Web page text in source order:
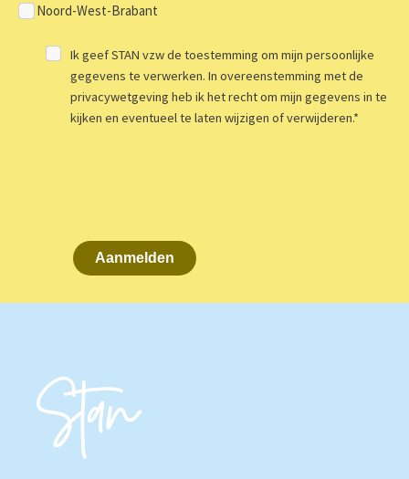
Noord-West-Brabant
Ik geef STAN vzw de toestemming om mijn persoonlijke
gegevens te verwerken. In overeenstemming met de
privacywetgeving heb ik het recht om mijn gegevens in te
kijken en eventueel te laten wijzigen of verwijderen.*
Aanmelden